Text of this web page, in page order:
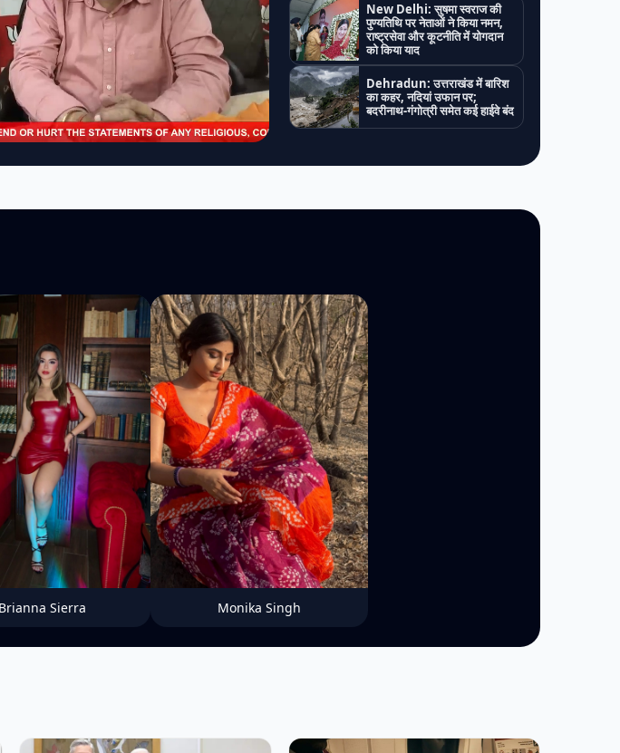
New Delhi: सुषमा स्वराज की
पुण्यतिथि पर नेताओं ने किया नमन,
राष्ट्रसेवा और कूटनीति में योगदान
को किया याद
Dehradun: उत्तराखंड में बारिश
का कहर, नदियां उफान पर;
बदरीनाथ-गंगोत्री समेत कई हाईवे बंद
Brianna Sierra Monika Singh